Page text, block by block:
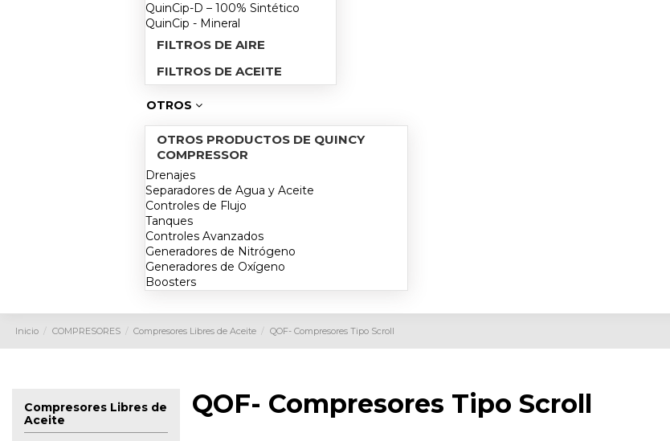
QuinCip-D – 100% Sintético
QuinCip - Mineral
FILTROS DE AIRE
FILTROS DE ACEITE
OTROS
OTROS PRODUCTOS DE QUINCY
COMPRESSOR
Drenajes
Separadores de Agua y Aceite
Controles de Flujo
Tanques
Controles Avanzados
Generadores de Nitrógeno
Generadores de Oxígeno
Boosters
Inicio COMPRESORES Compresores Libres de Aceite QOF- Compresores Tipo Scroll
QOF- Compresores Tipo Scroll
Compresores Libres de
Aceite